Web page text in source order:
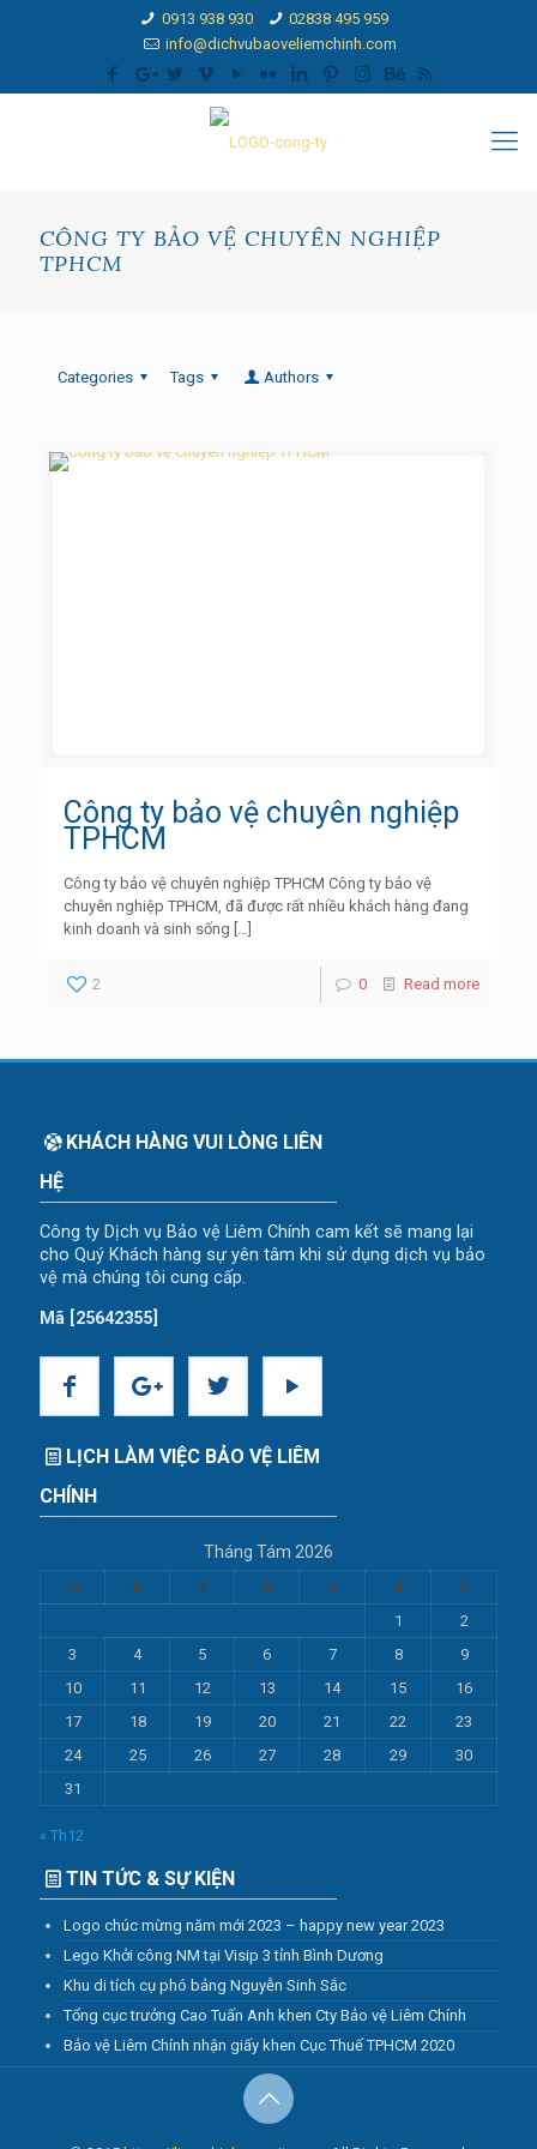
0913 938 930
02838 495 959
info@dichvubaoveliemchinh.com
CÔNG TY BẢO VỆ CHUYÊN NGHIỆP
TPHCM
Categories Tags Authors
Công ty bảo vệ chuyên nghiệp
TPHCM
Công ty bảo vệ chuyên nghiệp TPHCM Công ty bảo vệ
chuyên nghiệp TPHCM, đã được rất nhiều khách hàng đang
kinh doanh và sinh sống […]
2 0 Read more
KHÁCH HÀNG VUI LÒNG LIÊN
HỆ
Công ty Dịch vụ Bảo vệ Liêm Chính cam kết sẽ mang lại
cho Quý Khách hàng sự yên tâm khi sử dụng dịch vụ bảo
vệ mà chúng tôi cung cấp.
Mã [25642355]
LỊCH LÀM VIỆC BẢO VỆ LIÊM
CHÍNH
Tháng Tám 2026
H B T N S B
C
1
2
3
4 5 6 7 8
9
10
11 12 13 14 15
16
17
18 19 20 21 22
23
24
25 26 27 28 29
30
31
« Th12
TIN TỨC & SỰ KIỆN
Logo chúc mừng năm mới 2023 – happy new year 2023
Lego Khởi công NM tại Visip 3 tỉnh Bình Dương
Khu di tích cụ phó bảng Nguyễn Sinh Sắc
Tổng cục trưởng Cao Tuấn Anh khen Cty Bảo vệ Liêm Chính
Bảo vệ Liêm Chính nhận giấy khen Cục Thuế TPHCM 2020